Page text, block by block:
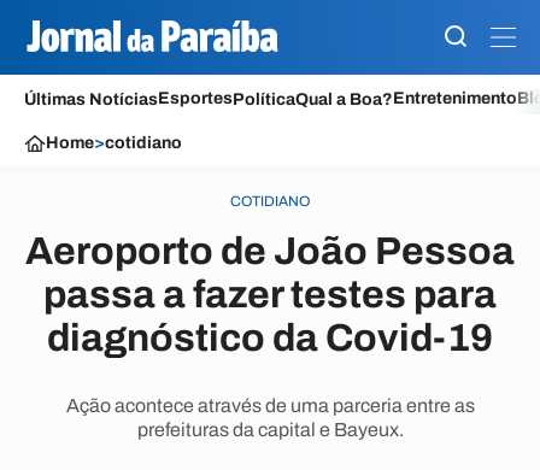
Últimas NotíciasEsportesPolíticaQual a Boa?Entretenimento
Home>cotidiano
COTIDIANO
Aeroporto de João Pessoa
passa a fazer testes para
diagnóstico da Covid-19
Ação acontece através de uma parceria entre as
prefeituras da capital e Bayeux.